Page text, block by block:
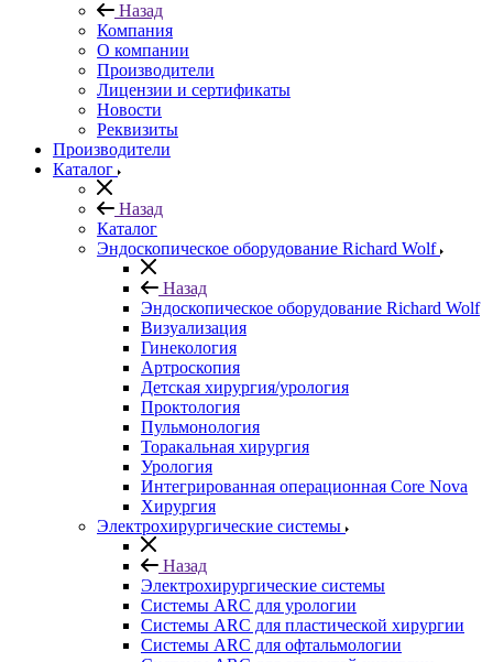
Назад
Компания
О компании
Производители
Лицензии и сертификаты
Новости
Реквизиты
Производители
Каталог
Назад
Каталог
Эндоскопическое оборудование Richard Wolf
Назад
Эндоскопическое оборудование Richard Wolf
Визуализация
Гинекология
Артроскопия
Детская хирургия/урология
Проктология
Пульмонология
Торакальная хирургия
Урология
Интегрированная операционная Core Nova
Хирургия
Электрохирургические системы
Назад
Электрохирургические системы
Системы ARC для урологии
Системы ARC для пластической хирургии
Системы ARC для офтальмологии